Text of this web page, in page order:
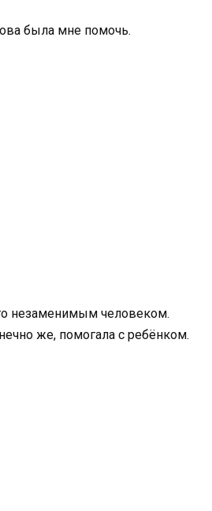
была мне помочь.
незаменимым человеком.
же, помогала с ребёнком.